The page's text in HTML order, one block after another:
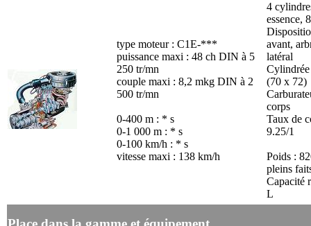
type moteur : C1E-***
puissance maxi : 48 ch DIN à 5
250 tr/mn
couple maxi : 8,2 mkg DIN à 2
500 tr/mn
0-400 m : * s
0-1 000 m : * s
0-100 km/h : * s
vitesse maxi : 138 km/h
4
essence,
avant,
latéral
(70 x 72)
corps
Taux de
9.25/1
Poids :
pleins
Capacité
L